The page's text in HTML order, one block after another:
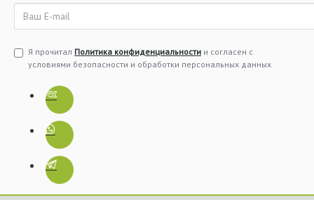
Я прочитал Политика конфиденциальности и согласен с
условиями безопасности и обработки персональных данных